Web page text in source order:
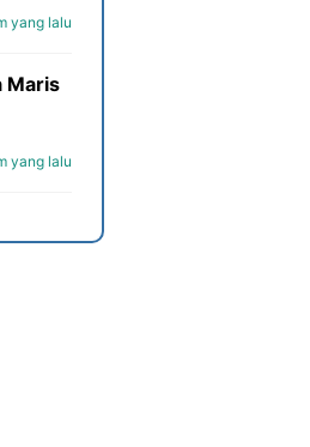
yang lalu
Maris
yang lalu